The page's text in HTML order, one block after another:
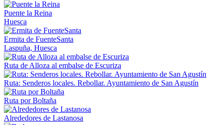
Puente la Reina
Huesca
Ermita de FuenteSanta
Laspuña, Huesca
Ruta de Alloza al embalse de Escuriza
Ruta: Senderos locales. Rebollar. Ayuntamiento de San Agustín
Ruta por Boltaña
Alrededores de Lastanosa